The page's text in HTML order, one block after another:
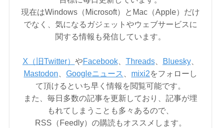
現在はWindows（Microsoft）とMac（Apple）だけ
でなく、気になるガジェットやウェブサービスに
関する情報も発信しています。
X（旧Twitter） やFacebook、 Threads、 Bluesky、
Mastodon
Googleニュース mixi2をフォローし
て頂けるといち早く情報を閲覧可能です。
また、毎日多数の記事を更新しており、記事が埋
もれてしまうことも多々あるので、
RSS（Feedly）の購読もオススメします。